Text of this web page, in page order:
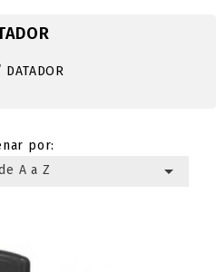
DATADOR
por:
A a Z
